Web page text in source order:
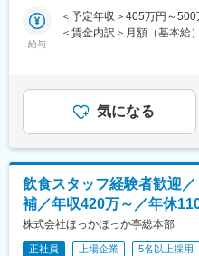
まのお困りごとを社内のチ
広い知識が身につき、や
支店長（1名）、次長（1名
ザー（48名）、オペレータ
＜店舗管理メイン／店舗は
できる環境＞
・品質、食材管理、店舗オ
・その他店内業務全般
※服装は厨房では黒の制服
PCが貸与されています。
■働き方の魅力ポイント：
・【未経験可】20代でも挑
・【年間休日125日】加え
可能！
給与
＜予定年収＞405万円～
＜賃金内訳＞月額（基本給
万+職務手当+住宅手当+家
金額であり、選考を通じて
は固定手当を含めた表記で
気になる
飲食スタッフ経験者歓迎
補／年収420万～／年休
株式会社ほっかほっか亭総本部
正社員 上場企業 5名以上採用